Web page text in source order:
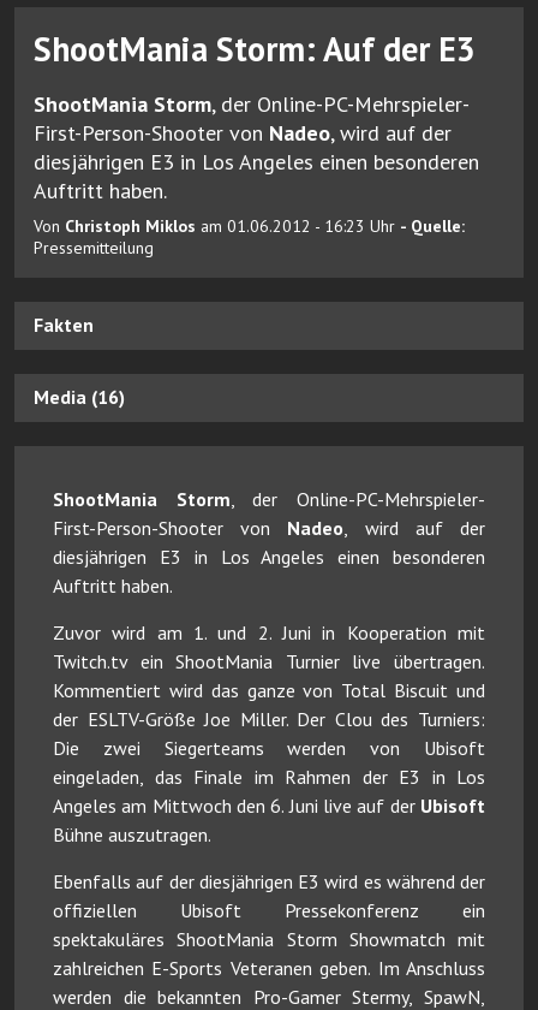
ShootMania Storm: Auf der E3
ShootMania Storm, der Online-PC-Mehrspieler-
First-Person-Shooter von Nadeo, wird auf der
diesjährigen E3 in Los Angeles einen besonderen
Auftritt haben.
Von Christoph Miklos am 01.06.2012 - 16:23 Uhr - Quelle:
Pressemitteilung
Fakten
Media (16)
ShootMania Storm , der Online-PC-Mehrspieler-
First-Person-Shooter von Nadeo , wird auf der
diesjährigen E3 in Los Angeles einen besonderen
Auftritt haben.
Zuvor wird am 1. und 2. Juni in Kooperation mit
Twitch.tv ein ShootMania Turnier live übertragen.
Kommentiert wird das ganze von Total Biscuit und
der ESLTV-Größe Joe Miller. Der Clou des Turniers:
Die zwei Siegerteams werden von Ubisoft
eingeladen, das Finale im Rahmen der E3 in Los
Angeles am Mittwoch den 6. Juni live auf der Ubisoft
Bühne auszutragen.
Ebenfalls auf der diesjährigen E3 wird es während der
offiziellen Ubisoft Pressekonferenz ein
spektakuläres ShootMania Storm Showmatch mit
zahlreichen E-Sports Veteranen geben. Im Anschluss
werden die bekannten Pro-Gamer Stermy, SpawN,